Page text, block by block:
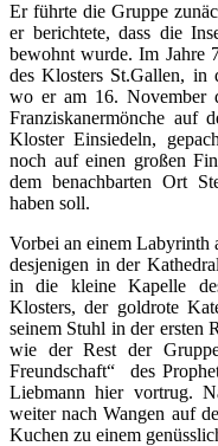
Er führte die Gruppe
er berichtete, dass die
bewohnt wurde. Im Jahre
des Klosters St.Gallen, in
wo er am 16. November
Franziskanermönche auf
Kloster Einsiedeln,
noch auf einen großen
dem benachbarten Ort
haben soll.
Vorbei an einem Labyrinth
desjenigen in der
in die kleine Kapelle
Klosters, der goldrote
seinem Stuhl in der ersten
wie der Rest der
Freundschaft“ des
Liebmann hier vortrug.
weiter nach Wangen auf
Kuchen zu einem